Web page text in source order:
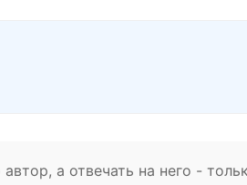
а отвечать на него -